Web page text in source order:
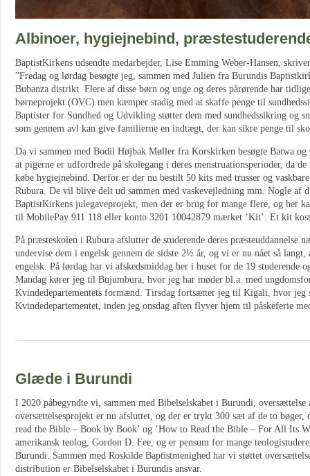
Albinoer, hygiejnebind,
BaptistKirkens udsendte medarbejder, Lise Emming Weber-Hansen,
”Fredag og lørdag besøgte jeg, sammen med Julien fra Burundis
Bubanza distrikt. Flere af disse børn og unge og deres pårørende har
børneprojekt (OVC) men kæmper stadig med at skaffe penge til
Baptister for Sundhed og Udvikling støtter dem med sundhedssikring og
som gennem avl kan give familierne en indtægt, der kan sikre penge til
Da vi sammen med Bodil Højbak Møller fra Korskirken besøgte Batwa
at pigerne er udfordrede på skolegang i deres menstruationsperioder, da
købe hygiejnebind. Derfor er der nu bestilt 50 kits med trusser og
Rubura. De vil blive delt ud sammen med vaskevejledning mm. Nogle af
BaptistKirkens julegaveprojekt, men der er brug for mange flere, og her
til MobilePay 911 118 eller konto 3201 10042879 mærket ’Kit’. Et kit
På præsteskolen i Rubura afslutter de studerende deres præsteuddannelse
undervise dem i engelsk gennem de sidste 2½ år, og vi er nu nået så
engelsk. På lørdag har vi afskedsmiddag her i huset for de 19 studerende
Mandag kører jeg til Bujumbura, hvor jeg har møder bl.a. med
Kvindedepartementets formænd. Tirsdag fortsætter jeg til Kigali, hvor jeg
Kvindedepartementet, inden jeg onsdag aften flyver hjem til påskeferie
Glæde i Burundi
I 2020 påbegyndte vi, sammen med Bibelselskabet i Burundi,
oversættelsesprojekt er nu afsluttet, og der er trykt 300 sæt af de to bøger,
read the Bible – Book by Book’ og ’How to Read the Bible – For All Its
amerikansk teolog, Gordon D. Fee, og er pensum for mange
Burundi. Sammen med Roskilde Baptistmenighed har vi støttet
distribution er Bibelselskabet i Burundis ansvar.